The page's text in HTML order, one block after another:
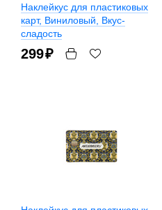
Наклейкус для пластиковых
карт, Виниловый, Вкус-
сладость
299₽